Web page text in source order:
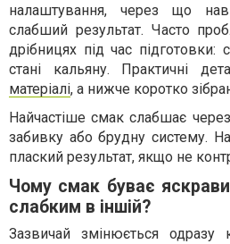
налаштування, через що
слабший результат. Часто
дрібницях під час підготовки:
стані кальяну. Практичні
матеріалі, а нижче коротко
Найчастіше смак слабшає
забивку або брудну систему.
плаский результат, якщо не
Чому смак буває
слабким в іншій?
Зазвичай змінюється одразу